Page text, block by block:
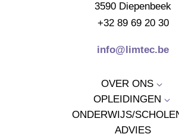
3590 Diepenbeek
+32 89 69 20 30
info@limtec.be
OVER ONS 3
OPLEIDINGEN 3
ONDERWIJS/
ADVIES